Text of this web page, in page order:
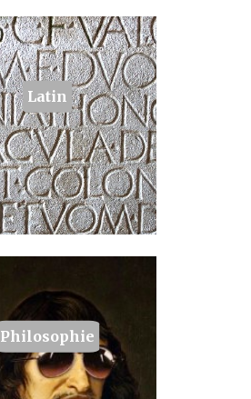
Latin
Philosophie